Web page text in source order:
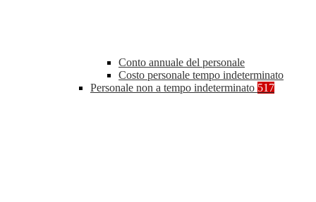
Conto annuale del personale
Costo personale tempo indeterminato
Personale non a tempo indeterminato 517